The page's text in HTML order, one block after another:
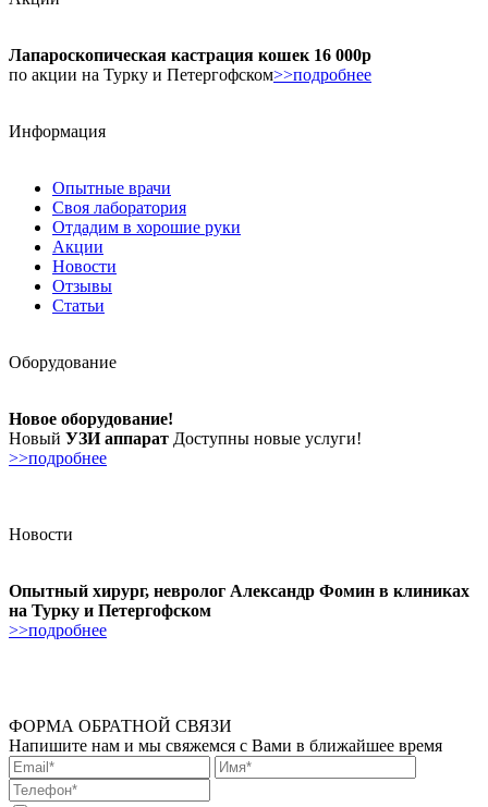
Лапароскопическая кастрация кошек 16 000р
по акции на Турку и Петергофском>>подробнее
Информация
Опытные врачи
Своя лаборатория
Отдадим в хорошие руки
Акции
Новости
Отзывы
Статьи
Оборудование
Новое оборудование!
Новый УЗИ аппарат Доступны новые услуги!
>>подробнее
Новости
Опытный хирург, невролог Александр Фомин в клиниках
на Турку и Петергофском
>>подробнее
ФОРМА ОБРАТНОЙ СВЯЗИ
Напишите нам и мы свяжемся с Вами в ближайшее время